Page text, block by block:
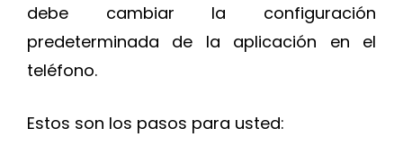
debe cambiar la configuración
predeterminada de la aplicación en el
teléfono.
Estos son los pasos para usted: